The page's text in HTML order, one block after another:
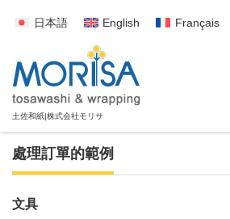
日本語 English Français
處理訂單的範例
文具